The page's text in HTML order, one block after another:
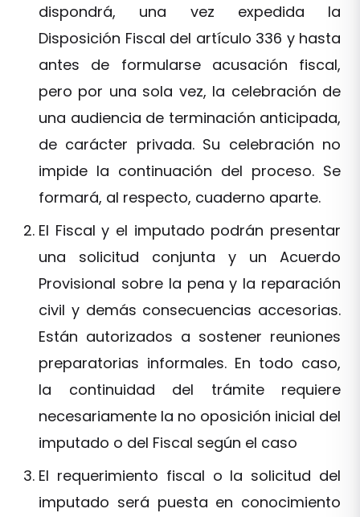
dispondrá, una vez expedida la
Disposición Fiscal del artículo 336 y hasta
antes de formularse acusación fiscal,
pero por una sola vez, la celebración de
una audiencia de terminación anticipada,
de carácter privada. Su celebración no
impide la continuación del proceso. Se
formará, al respecto, cuaderno aparte.
El Fiscal y el imputado podrán presentar
una solicitud conjunta y un Acuerdo
Provisional sobre la pena y la reparación
civil y demás consecuencias accesorias.
Están autorizados a sostener reuniones
preparatorias informales. En todo caso,
la continuidad del trámite requiere
necesariamente la no oposición inicial del
imputado o del Fiscal según el caso
El requerimiento fiscal o la solicitud del
imputado será puesta en conocimiento